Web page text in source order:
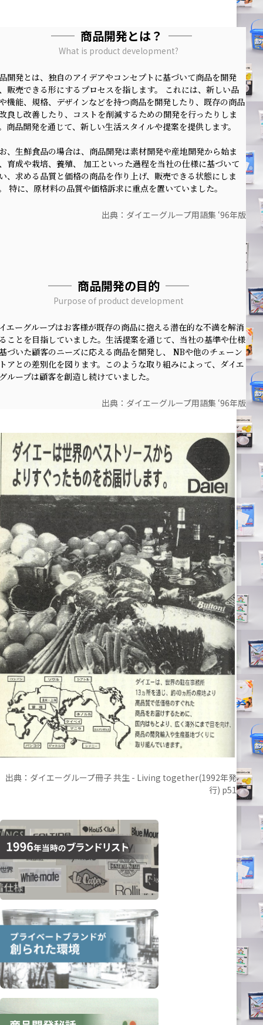
商品開発とは？
What is product development?
開発とは、独自のアイデアやコンセプトに基づいて商品を開発
販売できる形にするプロセスを指します。 これには、新しい品
機能、規格、デザインなどを持つ商品を開発したり、既存の商品
良し改善したり、 コストを削減するための開発を行ったりしま
商品開発を通じて、新しい生活スタイルや提案を提供します。
、生鮮食品の場合は、商品開発は素材開発や産地開発から始ま
育成や栽培、養殖、 加工といった過程を当社の仕様に基づいて
、求める品質と価格の商品を作り上げ、販売できる状態にしま
特に、原材料の品質や価格訴求に重点を置いていました。
出典：ダイエーグループ用語集 ‘96年版
商品開発の目的
Purpose of product development
エーグループはお客様が既存の商品に抱える潜在的な不満を解消
ことを目指していました。 生活提案を通じて、当社の基準や仕様
づいた顧客のニーズに応える商品を開発し、 NBや他のチェーン
アとの差別化を図ります。このような取り組みによって、ダイエ
ループは顧客を創造し続けていました。
出典：ダイエーグループ用語集 ‘96年版
出典：ダイエーグループ冊子共生 - Living together(1992年発
行) p51